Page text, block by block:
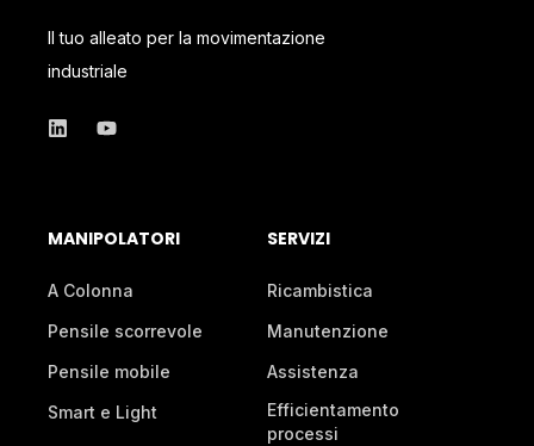
Il tuo alleato per la movimentazione
industriale
MANIPOLATORI
A Colonna
Pensile scorrevole
Pensile mobile
Smart e Light
SERVIZI
Ricambistica
Manutenzione
Assistenza
Efficientamento
processi